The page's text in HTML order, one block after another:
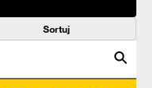
Sortuj